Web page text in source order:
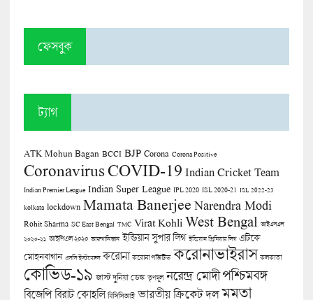
ফেসবুক
ট্যাগ
ATK Mohun Bagan BCCI BJP Corona Corona Positive
CoronavirusCOVID-19 Indian Cricket Team
Indian Premier League Indian Super League IPL 2020 ISL 2020-21 ISL 2022-23
kolkata lockdown Mamata Banerjee Narendra Modi
Rohit Sharma SC East Bengal TMC Virat Kohli West Bengal আইএসএল
২০২০-২১ আইপিএল ২০২০ আফগানিস্তান ইন্ডিয়ান সুপার লিগ ইন্ডিয়ান প্রিমিয়ার লিগ এটিকে
মোহনবাগান এসসি ইস্টবেঙ্গল করোনা করোনা পজিটিভ করোনাভাইরাস কলকাতা
কোভিড-১৯ জাস্ট দুনিয়া ডেস্ক তৃণমূল নরেন্দ্র মোদী পশ্চিমবঙ্গ
বিজেপি বিরাট কোহলি বিসিসিআই ভারতীয় ক্রিকেট দল মমতা